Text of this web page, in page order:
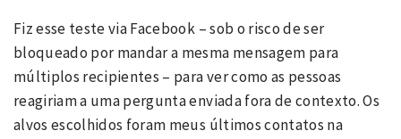
Fiz esse teste via Facebook – sob o risco de ser
bloqueado por mandar a mesma mensagem para
múltiplos recipientes – para ver como as pessoas
reagiriam a uma pergunta enviada fora de contexto. Os
alvos escolhidos foram meus últimos contatos na